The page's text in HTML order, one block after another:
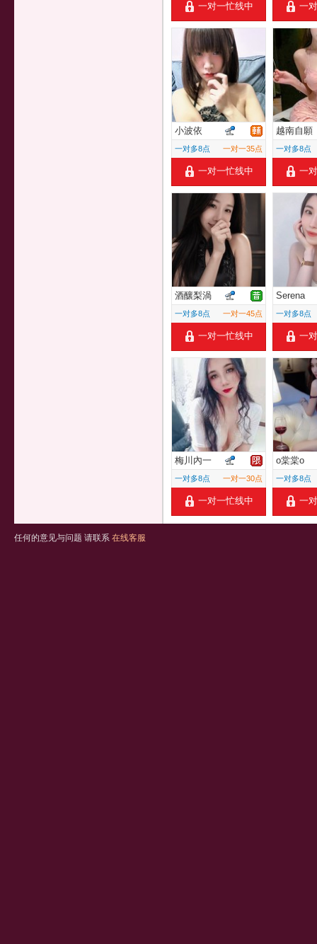
一对一忙线中 一
小波依
一对多8点 一对一35点
一对一忙线中
越南自願
一对多8点
一
酒釀梨渦
一对多8点 一对一45点
一对一忙线中
Serena
一对多8点
一
梅川內一
一对多8点 一对一30点
一对一忙线中
o棠棠o
一对多8点
一
任何的意见与问题 请联系 在线客服